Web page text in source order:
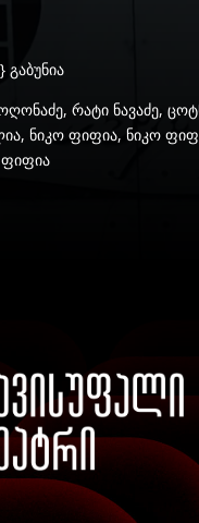
გაბუნია
რატი ნავაძე,
ნიკო ფიფია, ნიკო